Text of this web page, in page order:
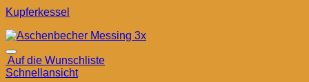
Kupferkessel
Auf die Wunschliste
Schnellansicht